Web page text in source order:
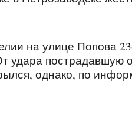
на улице Попова
удара пострадавшую
однако, по